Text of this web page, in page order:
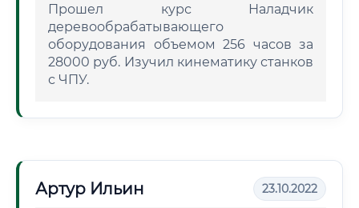
Прошел курс Наладчик
деревообрабатывающего
оборудования объемом 256 часов за
28000 руб. Изучил кинематику станков
с ЧПУ.
Артур Ильин 23.10.2022